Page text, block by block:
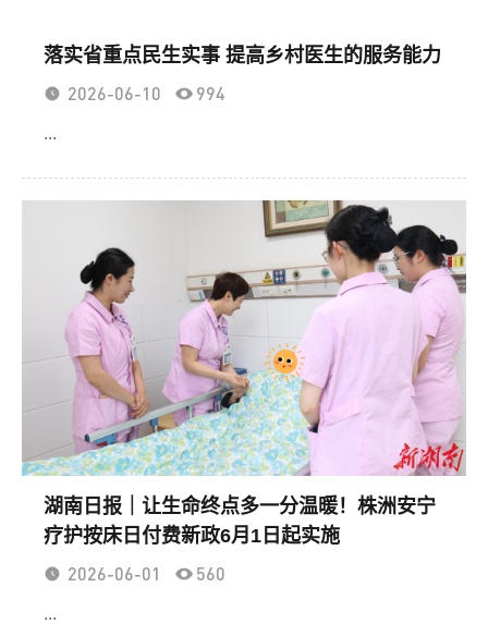
落实省重点民生实事 提高乡村医生的服务能力
2026-06-10 994
...
湖南日报｜让生命终点多一分温暖！株洲安宁
疗护按床日付费新政6月1日起实施
2026-06-01 560
...